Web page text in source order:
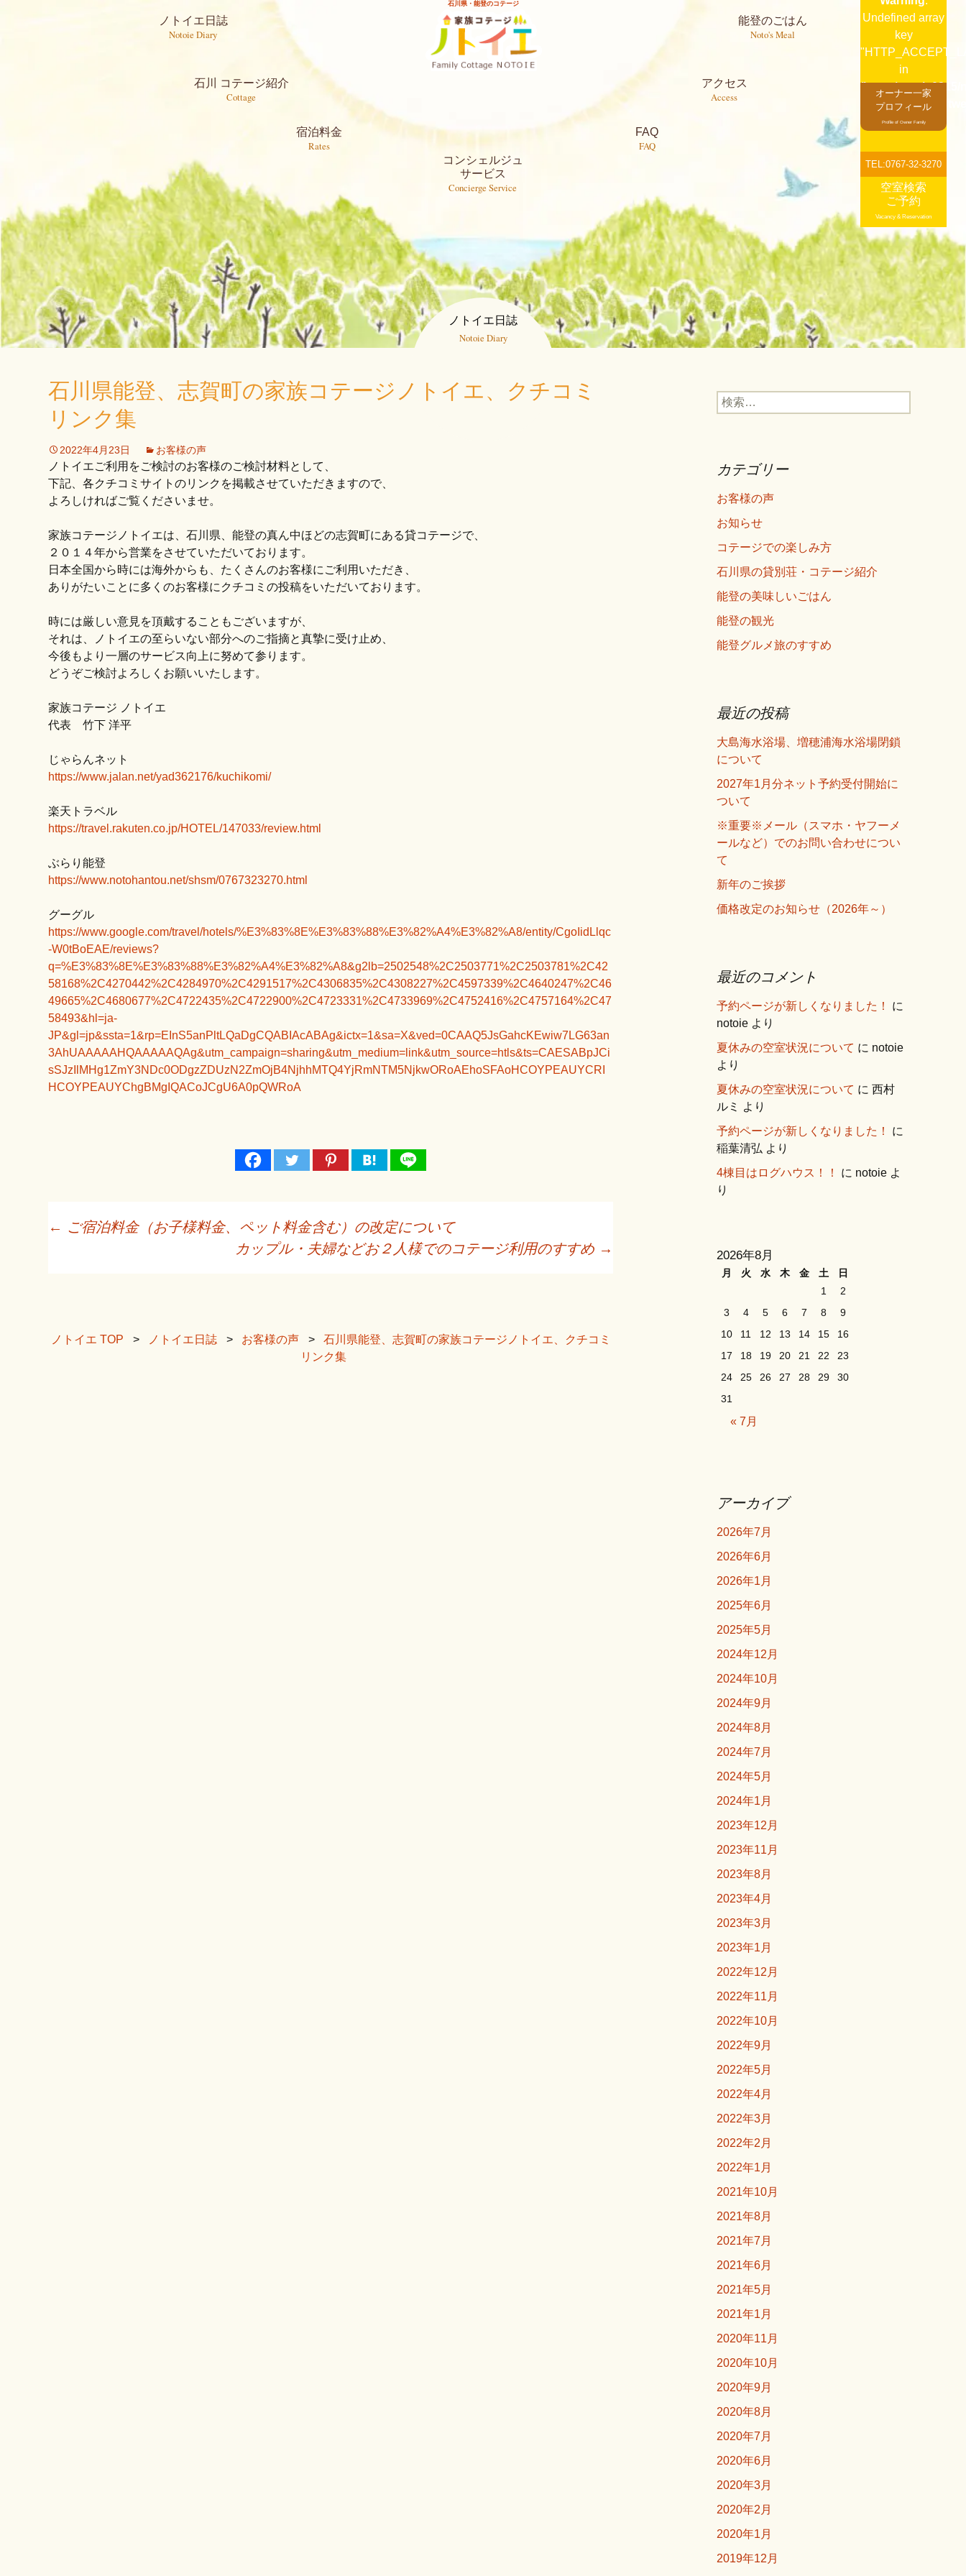
石川県・能登のコテージ
ノトイエ日誌
Notoie Diary
石川 コテージ紹介
Cottage
宿泊料金
Rates
コンシェルジュ
サービス
Concierge Service
FAQ
FAQ
アクセス
Access
能登のごはん
Noto's Meal
Undefined array
key
in
/home/
content/themes/
on line130
TEL:0767-32-3270
空室検索
ご予約
Vacancy & Reservation
オーナー一家
プロフィール
Profile of Owner Family
ノトイエ日誌
Notoie Diary
石川県能登、志賀町の家族コテージノトイエ、クチコミ
リンク集
2022年4月23日 お客様の声
ノトイエご利用をご検討のお客様のご検討材料として、
下記、各クチコミサイトのリンクを掲載させていただきますので、
よろしければご覧くださいませ。
家族コテージノトイエは、石川県、能登の真ん中ほどの志賀町にある貸コテージで、
２０１４年から営業をさせていただいております。
日本全国から時には海外からも、たくさんのお客様にご利用いただき、
ありがたいことに多くのお客様にクチコミの投稿をいただいております。
時には厳しい意見を頂戴することもございますが、
それは、ノトイエの至らいない部分へのご指摘と真摯に受け止め、
今後もより一層のサービス向上に努めて参ります。
どうぞご検討よろしくお願いいたします。
家族コテージ ノトイエ
代表 竹下 洋平
じゃらんネット
https://www.jalan.net/yad362176/kuchikomi/
楽天トラベル
https://travel.rakuten.co.jp/HOTEL/147033/review.html
ぶらり能登
https://www.notohantou.net/shsm/0767323270.html
グーグル
https://www.google.com/travel/hotels/%E3%83%8E%E3%83%88%E3%82%A4%E3%82%A8/entity/CgoIidLlqc
-W0tBoEAE/reviews?
q=%E3%83%8E%E3%83%88%E3%82%A4%E3%82%A8&g2lb=2502548%2C2503771%2C2503781%2C42
58168%2C4270442%2C4284970%2C4291517%2C4306835%2C4308227%2C4597339%2C4640247%2C46
49665%2C4680677%2C4722435%2C4722900%2C4723331%2C4733969%2C4752416%2C4757164%2C47
58493&hl=ja-
JP&gl=jp&ssta=1&rp=EInS5anPltLQaDgCQABIAcABAg&ictx=1&sa=X&ved=0CAAQ5JsGahcKEwiw7LG63an
3AhUAAAAAHQAAAAAQAg&utm_campaign=sharing&utm_medium=link&utm_source=htls&ts=CAESABpJCi
sSJzIlMHg1ZmY3NDc0ODgzZDUzN2ZmOjB4NjhhMTQ4YjRmNTM5NjkwORoAEhoSFAoHCOYPEAUYCRI
HCOYPEAUYChgBMgIQACoJCgU6A0pQWRoA
投
ゲ
← ご宿泊料金（お子様料金、ペット料金含む）の改定について
カップル・夫婦などお２人様でのコテージ利用のすすめ →
ノトイエ TOP ノトイエ日誌 お客様の声
石川県能登、志賀町の家族コテージノトイエ、クチコミ
リンク集
検
索:
カテゴリー
お客様の声
お知らせ
コテージでの楽しみ方
石川県の貸別荘・コテージ紹介
能登の美味しいごはん
能登の観光
能登グルメ旅のすすめ
最近の投稿
大島海水浴場、増穂浦海水浴場閉鎖
について
2027年1月分ネット予約受付開始に
ついて
※重要※メール（スマホ・ヤフーメ
ールなど）でのお問い合わせについ
て
新年のご挨拶
価格改定のお知らせ（2026年～）
最近のコメント
予約ページが新しくなりました！
に
notoieより
夏休みの空室状況について に notoie
より
夏休みの空室状況について に 西村
ルミ
より
予約ページが新しくなりました！
に
稲葉清弘 より
4棟目はログハウス！！
に notoieよ
り
2026年8月
月 火 水 木 金 土
日
1
2
3
4 5 6 7 8
9
10
11 12 13 14 15
16
17
18 19 20 21 22
23
24
25 26 27 28 29
30
31
« 7月
アーカイブ
2026年7月
2026年6月
2026年1月
2025年6月
2025年5月
2024年12月
2024年10月
2024年9月
2024年8月
2024年7月
2024年5月
2024年1月
2023年12月
2023年11月
2023年8月
2023年4月
2023年3月
2023年1月
2022年12月
2022年11月
2022年10月
2022年9月
2022年5月
2022年4月
2022年3月
2022年2月
2022年1月
2021年10月
2021年8月
2021年7月
2021年6月
2021年5月
2021年1月
2020年11月
2020年10月
2020年9月
2020年8月
2020年7月
2020年6月
2020年3月
2020年2月
2020年1月
2019年12月